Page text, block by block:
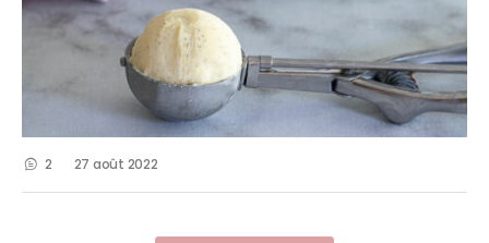
2 27 août 2022